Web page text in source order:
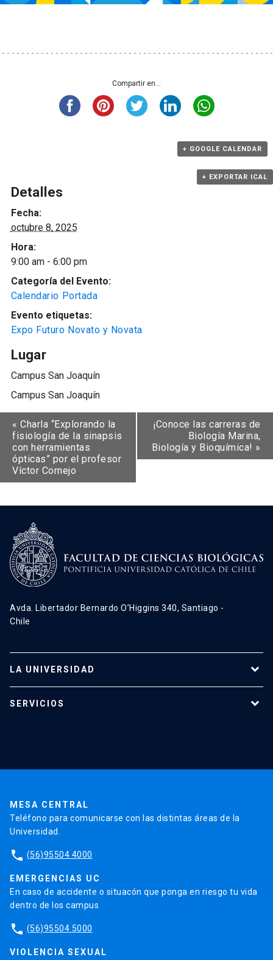
Compartir en...
+ GOOGLE CALENDAR
+ EXPORTAR ICAL
Detalles
Fecha:
octubre 8, 2025
Hora:
9:00 am - 6:00 pm
Categoría del Evento:
Calendario Portada
Evento etiquetas:
Expo Futuro Novato y Novata
Lugar
Campus San Joaquín
Campus San Joaquín
« Charla “Explorando la
fisiología de la sinapsis
con herramientas
ópticas” por el profesor
Víctor Cornejo
¡Conoce las carreras de
Biología Marina,
Biología y Bioquímica! »
Avda. Libertador Bernardo O’Higgins 340, Santiago -
Chile
LA UNIVERSIDAD
Investigación
SERVICIOS
MESA CENTRAL
Teléfono para comunicarse con las distintas áreas de la
Universidad.
phone (56)95504 4000
EMERGENCIAS UC
En caso de accidente o situacón que ponga en riesgo tu vida
dentro de los campus
phone (56)95504 5000
VIOLENCIA SEXUAL